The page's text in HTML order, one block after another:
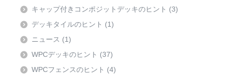
キャップ付きコンポジットデッキのヒント (3)
デッキタイルのヒント (1)
ニュース (1)
WPCデッキのヒント (37)
WPCフェンスのヒント (4)